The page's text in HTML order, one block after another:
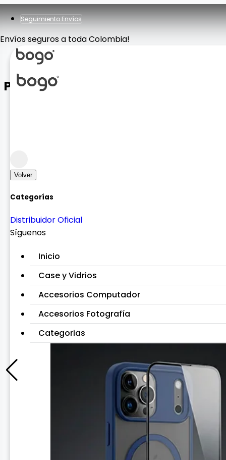
Seguimiento Envíos
Envíos seguros a toda Colombia!
Volver
Categorías
Distribuidor Oficial
Síguenos
Inicio
Case y Vidrios
Accesorios Computador
Accesorios Fotografía
Categorias
Parlante HM -2309